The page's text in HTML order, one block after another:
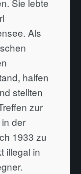
Sie lebte
Als
halfen
stellten
zur
der
1933 zu
illegal in